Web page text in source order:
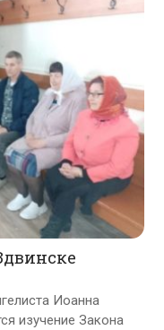
Иоанна
изучение Закона